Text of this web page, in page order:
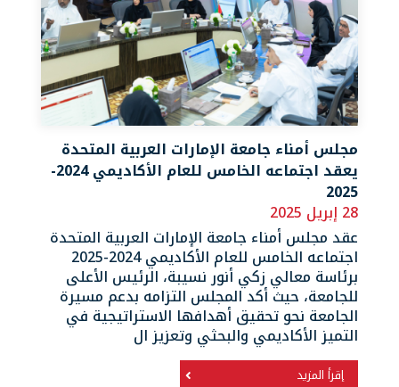
مجلس أمناء جامعة الإمارات العربية المتحدة
يعقد اجتماعه الخامس للعام الأكاديمي 2024-
2025
28 إبريل 2025
عقد مجلس أمناء جامعة الإمارات العربية المتحدة
اجتماعه الخامس للعام الأكاديمي 2024-2025
برئاسة معالي زكي أنور نسيبة، الرئيس الأعلى
للجامعة، حيث أكد المجلس التزامه بدعم مسيرة
الجامعة نحو تحقيق أهدافها الاستراتيجية في
التميز الأكاديمي والبحثي وتعزيز ال
إقرأ المزيد